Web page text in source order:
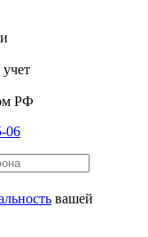
РФ
06
вашей